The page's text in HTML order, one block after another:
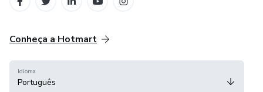
Conheça a Hotmart
Idioma
Português